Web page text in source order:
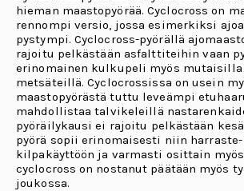
hieman maastopyörää. Cyclocross on
rennompi versio, jossa esimerkiksi
pystympi. Cyclocross-pyörällä
rajoitu pelkästään asfalttiteihin vaan
erinomainen kulkupeli myös
metsäteillä. Cyclocrossissa on usein
maastopyörästä tuttu leveämpi
mahdollistaa talvikeleillä
pyöräilykausi ei rajoitu pelkästään
pyörä sopii erinomaisesti niin
kilpakäyttöön ja varmasti osittain
cyclocross on nostanut päätään myös
joukossa.